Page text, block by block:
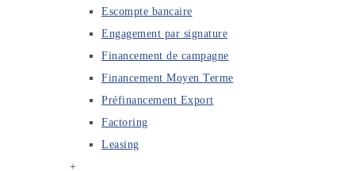
Escompte bancaire
Engagement par signature
Financement de campagne
Financement Moyen Terme
Préfinancement Export
Factoring
Leasing
+